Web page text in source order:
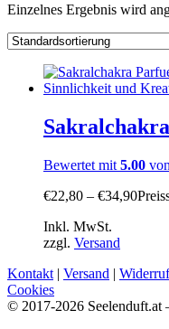
Einzelnes Ergebnis wird
Sakralchakra
Bewertet mit 5.00
€22,80 – €34,90
Inkl. MwSt.
zzgl. Versand
Kontakt | Versand | Widerruf
Cookies
© 2017-2026 Seelenduft.at